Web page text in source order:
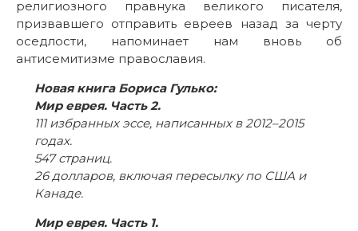
религиозного правнука великого писателя,
призвавшего отправить евреев назад за черту
оседлости, напоминает нам вновь об
антисемитизме православия.
Новая книга Бориса Гулько:
Мир еврея. Часть 2.
111 избранных эссе, написанных в 2012–2015
годах.
547 страниц.
26 долларов, включая пересылку по США и
Канаде.
Мир еврея. Часть 1.